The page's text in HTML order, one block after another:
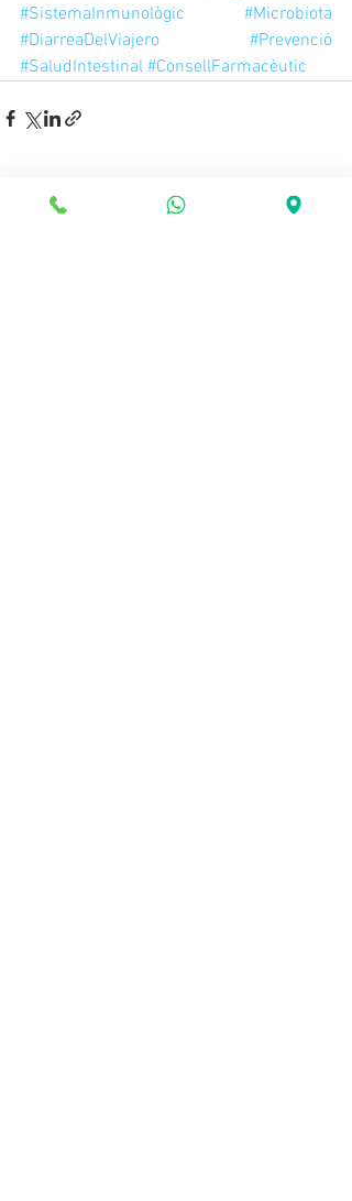
#SistemaInmunològic
#Microbiota
#DiarreaDelViajero
#Prevenció
#SaludIntestinal #ConsellFarmacèutic
Entrades recents Mostra-ho tot